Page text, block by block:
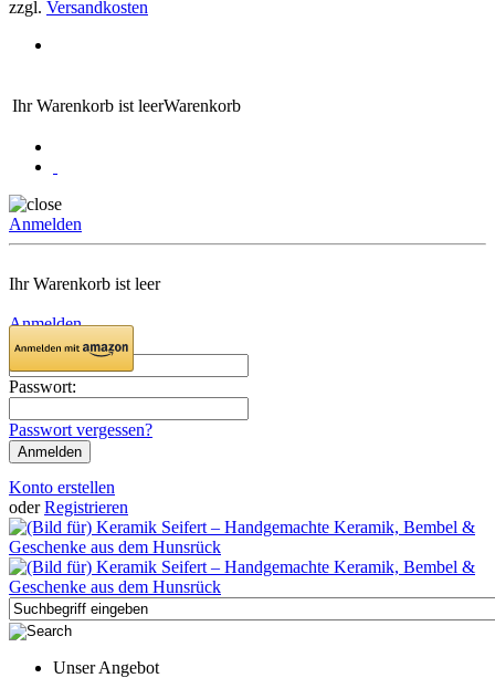
zzgl. Versandkosten
Ihr Warenkorb ist leerWarenkorb
Anmelden
Ihr Warenkorb ist leer
Anmelden
Email:
Passwort:
Passwort vergessen?
Konto erstellen
oder Registrieren
Unser Angebot